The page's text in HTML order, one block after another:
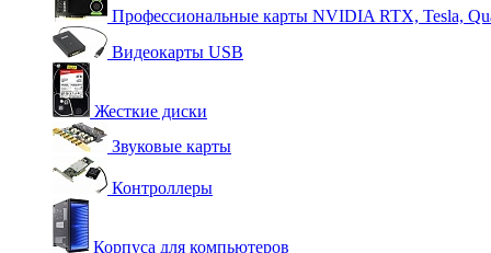
Профессиональные карты NVIDIA RTX, Tesla,
Видеокарты USB
Жесткие диски
Звуковые карты
Контроллеры
Корпуса для компьютеров